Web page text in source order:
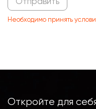
Необходимо принять
Откройте для